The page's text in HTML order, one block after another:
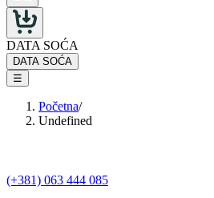
DATA SOĆA
DATA SOĆA
☰
Početna/
Undefined
(+381) 063 444 085